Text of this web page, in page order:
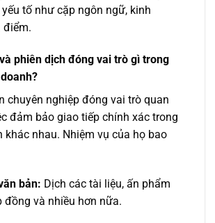
tố như cặp ngôn ngữ, kinh
điểm.
phiên dịch đóng vai trò gì trong
chuyên nghiệp đóng vai trò quan
đảm bảo giao tiếp chính xác trong
khác nhau. Nhiệm vụ của họ bao
bản: Dịch các tài liệu, ấn phẩm
đồng và nhiều hơn nữa.